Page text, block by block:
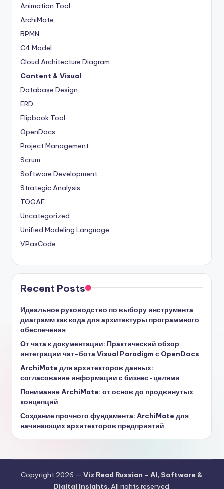
Animation Tool
ArchiMate
BPMN
C4 Model
Cloud Architecture Diagram
Content & Visual
Database Design
ERD
Flipbook Tool
OpenDocs
Project Management
Scrum
Software Development
Strategic Analysis
TOGAF
Uncategorized
Unified Modeling Language
VPasCode
Recent Posts
Идеальное руководство по выбору инструмента
диаграмм как кода для архитектуры программного
обеспечения
От чата к документации: Практический обзор
интеграции чат-бота Visual Paradigm с OpenDocs
ArchiMate для архитекторов данных:
согласование информации с бизнес-целями
Понимание ArchiMate: от основ до продвинутых
концепций
Создание прочного фундамента: ArchiMate для
начинающих архитекторов предприятий
Copyright 2026 — Viz Read Russian - AI, Software &
Digital Insights. All rights reserved.